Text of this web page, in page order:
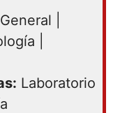
|
|
Laboratorio